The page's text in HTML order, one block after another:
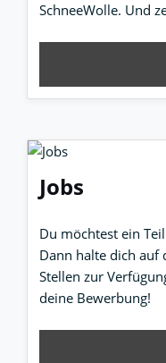
SchneeWolle. Und
Jobs
Du möchtest ein
Dann halte dich auf
Stellen zur
deine Bewerbung!